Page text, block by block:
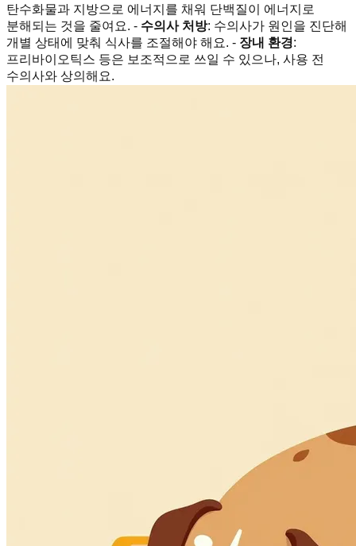
탄수화물과 지방으로 에너지를 채워 단백질이 에너지로
분해되는 것을 줄여요. - 수의사 처방: 수의사가 원인을 진단해
개별 상태에 맞춰 식사를 조절해야 해요. - 장내 환경:
프리바이오틱스 등은 보조적으로 쓰일 수 있으나, 사용 전
수의사와 상의해요.